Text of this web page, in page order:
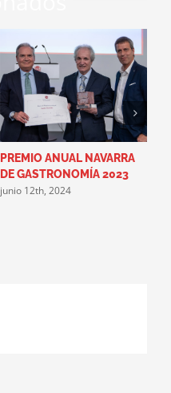
PREMIO ANUAL NAVARRA
DE GASTRONOMÍA 2023
junio 12th, 2024